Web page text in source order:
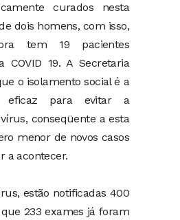
curados nesta
dois homens, com isso,
tem 19 pacientes
COVID 19. A Secretaria
o isolamento social é a
eficaz para evitar a
conseqüente a esta
menor de novos casos
a acontecer.
estão notificadas 400
que 233 exames já foram